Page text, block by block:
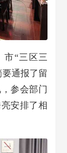
市“三区三
通报了留
参会部门
安排了相